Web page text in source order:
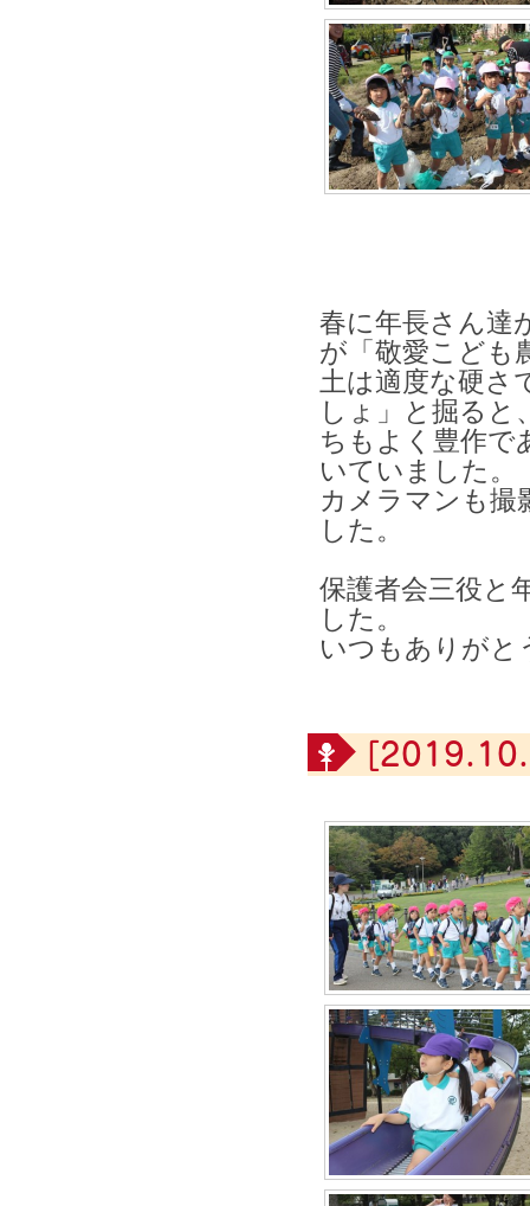
春に年長さん達
が 「敬愛こども
土は適度な硬さ
しょ」と掘ると
ちもよく豊作で
いていました。
カメラマンも撮
した。
保護者会三役と
した。
いつもありがと